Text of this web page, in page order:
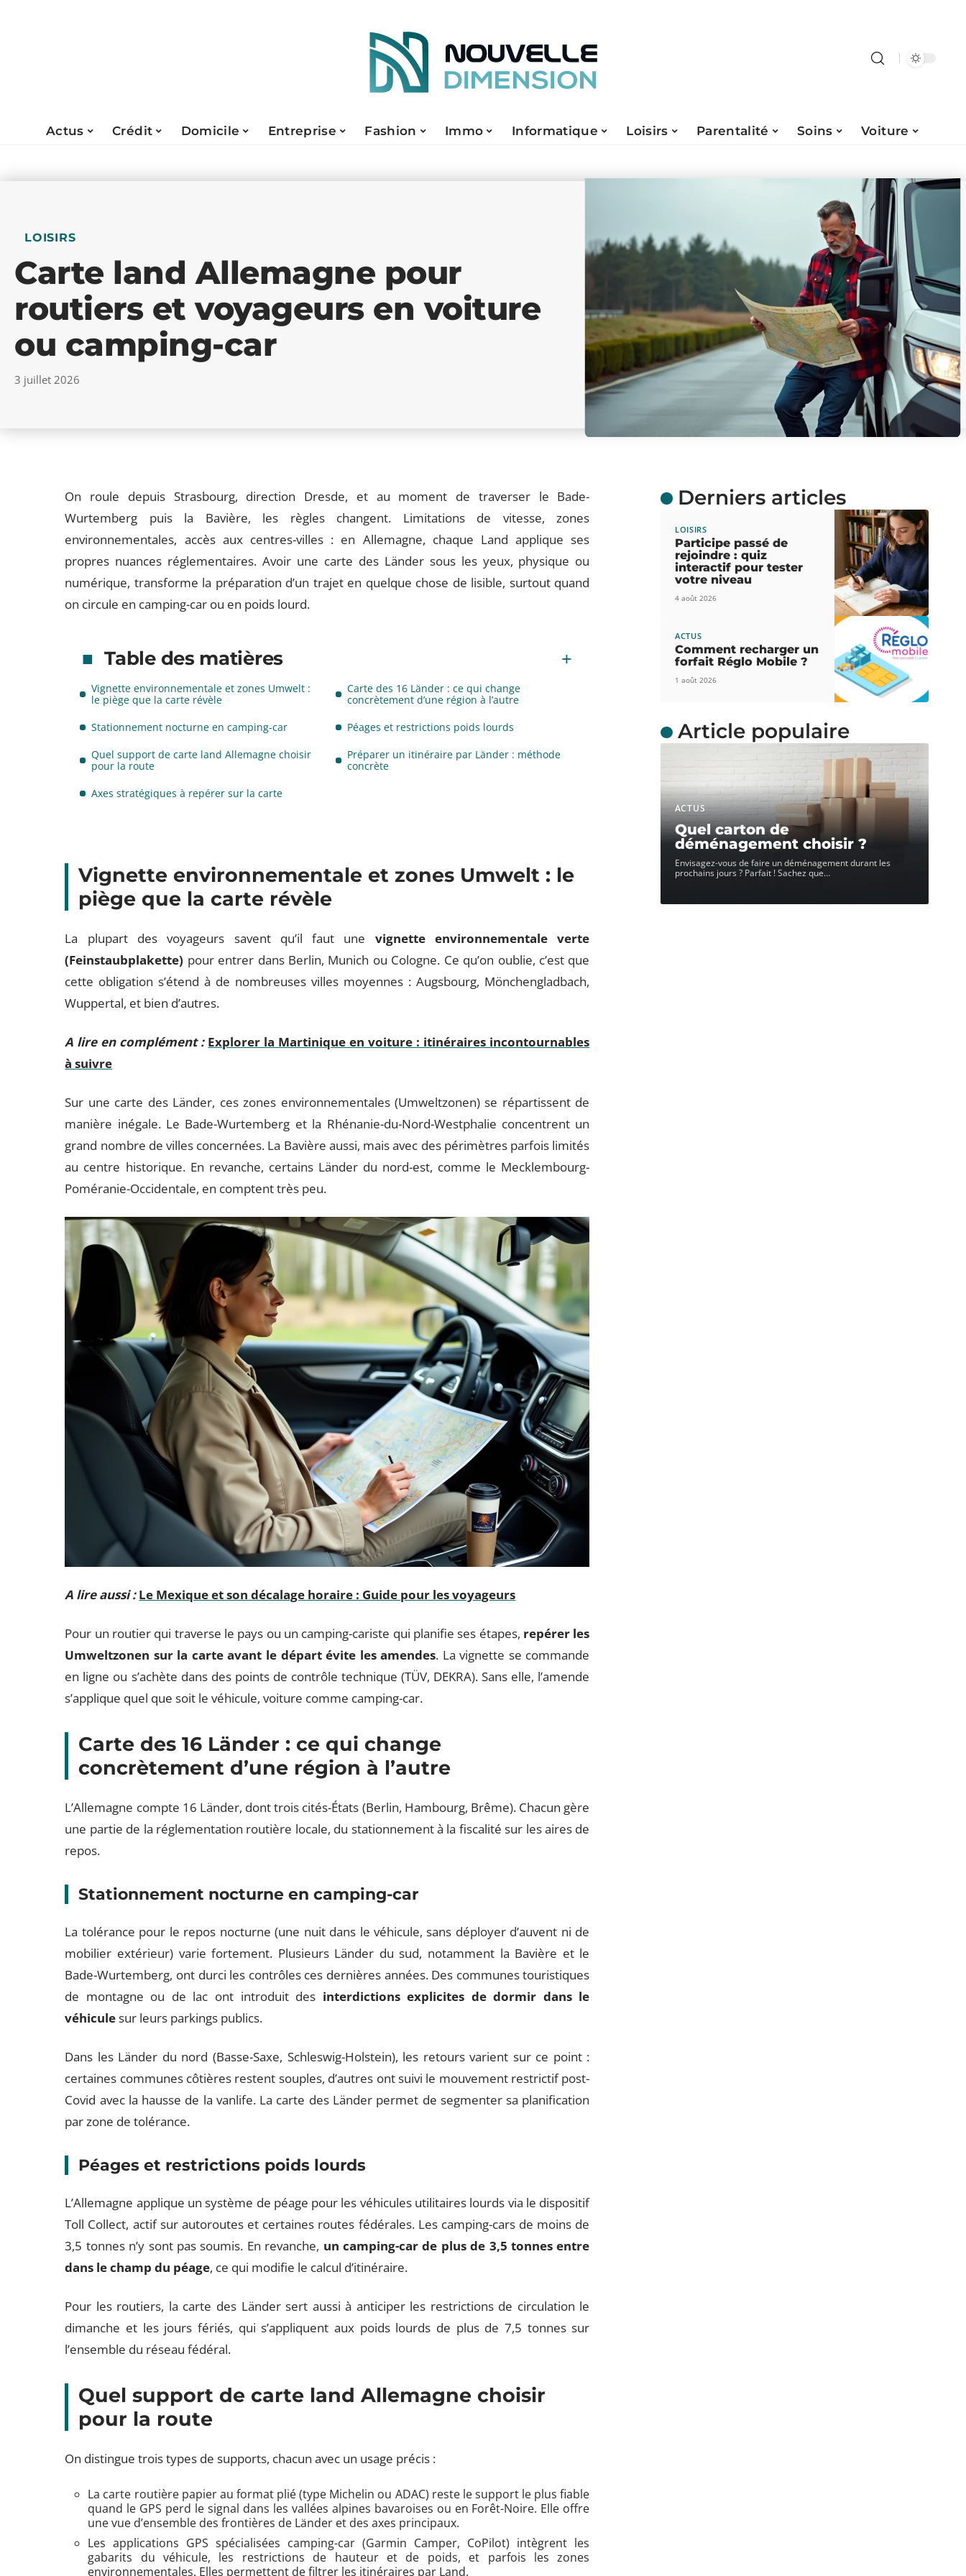
Actus Crédit Domicile Entreprise Fashion Immo Informatique Loisirs Parentalité Soins Voiture
LOISIRS
Carte land Allemagne pour
routiers et voyageurs en voiture
ou camping-car
3 juillet 2026
On roule depuis Strasbourg, direction Dresde, et au moment de traverser le Bade-
Wurtemberg puis la Bavière, les règles changent. Limitations de vitesse, zones
environnementales, accès aux centres-villes : en Allemagne, chaque Land applique ses
propres nuances réglementaires. Avoir une carte des Länder sous les yeux, physique ou
numérique, transforme la préparation d’un trajet en quelque chose de lisible, surtout quand
on circule en camping-car ou en poids lourd.
Table des matières
Vignette environnementale et zones Umwelt :
le piège que la carte révèle
Carte des 16 Länder : ce qui change
concrètement d’une région à l’autre
Stationnement nocturne en camping-car
Péages et restrictions poids lourds
Quel support de carte land Allemagne choisir
pour la route
Préparer un itinéraire par Länder : méthode
concrète
Axes stratégiques à repérer sur la carte
Vignette environnementale et zones Umwelt : le
piège que la carte révèle
La plupart des voyageurs savent qu’il faut une vignette environnementale verte
(Feinstaubplakette) pour entrer dans Berlin, Munich ou Cologne. Ce qu’on oublie, c’est que
cette obligation s’étend à de nombreuses villes moyennes : Augsbourg, Mönchengladbach,
Wuppertal, et bien d’autres.
A lire en complément : Explorer la Martinique en voiture : itinéraires incontournables
à suivre
Sur une carte des Länder, ces zones environnementales (Umweltzonen) se répartissent de
manière inégale. Le Bade-Wurtemberg et la Rhénanie-du-Nord-Westphalie concentrent un
grand nombre de villes concernées. La Bavière aussi, mais avec des périmètres parfois limités
au centre historique. En revanche, certains Länder du nord-est, comme le Mecklembourg-
Poméranie-Occidentale, en comptent très peu.
A lire aussi : Le Mexique et son décalage horaire : Guide pour les voyageurs
Pour un routier qui traverse le pays ou un camping-cariste qui planifie ses étapes, repérer les
Umweltzonen sur la carte avant le départ évite les amendes. La vignette se commande
en ligne ou s’achète dans des points de contrôle technique (TÜV, DEKRA). Sans elle, l’amende
s’applique quel que soit le véhicule, voiture comme camping-car.
Carte des 16 Länder : ce qui change
concrètement d’une région à l’autre
L’Allemagne compte 16 Länder, dont trois cités-États (Berlin, Hambourg, Brême). Chacun gère
une partie de la réglementation routière locale, du stationnement à la fiscalité sur les aires de
repos.
Stationnement nocturne en camping-car
La tolérance pour le repos nocturne (une nuit dans le véhicule, sans déployer d’auvent ni de
mobilier extérieur) varie fortement. Plusieurs Länder du sud, notamment la Bavière et le
Bade-Wurtemberg, ont durci les contrôles ces dernières années. Des communes touristiques
de montagne ou de lac ont introduit des interdictions explicites de dormir dans le
véhiculesur leurs parkings publics.
Dans les Länder du nord (Basse-Saxe, Schleswig-Holstein), les retours varient sur ce point :
certaines communes côtières restent souples, d’autres ont suivi le mouvement restrictif post-
Covid avec la hausse de la vanlife. La carte des Länder permet de segmenter sa planification
par zone de tolérance.
Péages et restrictions poids lourds
L’Allemagne applique un système de péage pour les véhicules utilitaires lourds via le dispositif
Toll Collect, actif sur autoroutes et certaines routes fédérales. Les camping-cars de moins de
3,5 tonnes n’y sont pas soumis. En revanche, un camping-car de plus de 3,5 tonnes entre
dans le champ du péage, ce qui modifie le calcul d’itinéraire.
Pour les routiers, la carte des Länder sert aussi à anticiper les restrictions de circulation le
dimanche et les jours fériés, qui s’appliquent aux poids lourds de plus de 7,5 tonnes sur
l’ensemble du réseau fédéral.
Quel support de carte land Allemagne choisir
pour la route
On distingue trois types de supports, chacun avec un usage précis :
La carte routière papier au format plié (type Michelin ou ADAC) reste le support le plus fiable
quand le GPS perd le signal dans les vallées alpines bavaroises ou en Forêt-Noire. Elle offre
une vue d’ensemble des frontières de Länder et des axes principaux.
Les applications GPS spécialisées camping-car (Garmin Camper, CoPilot) intègrent les
gabarits du véhicule, les restrictions de hauteur et de poids, et parfois les zones
environnementales. Elles permettent de filtrer les itinéraires par Land.
Derniers articles
LOISIRS
Participe passé de
rejoindre : quiz
interactif pour tester
votre niveau
4 août 2026
ACTUS
Comment recharger un
forfait Réglo Mobile ?
1 août 2026
Article populaire
ACTUS
Quel carton de
déménagement choisir ?
Envisagez-vous de faire un déménagement durant les
prochains jours ? Parfait ! Sachez que…